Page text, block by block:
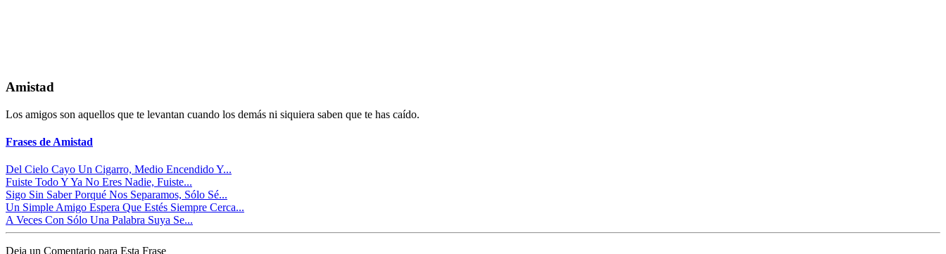
Amistad
Los amigos son aquellos que te levantan cuando los demás ni siquiera saben que te has caído.
Frases de Amistad
Del Cielo Cayo Un Cigarro, Medio Encendido Y...
Fuiste Todo Y Ya No Eres Nadie, Fuiste...
Sigo Sin Saber Porqué Nos Separamos, Sólo Sé...
Un Simple Amigo Espera Que Estés Siempre Cerca...
A Veces Con Sólo Una Palabra Suya Se...
Deja un Comentario para Esta Frase